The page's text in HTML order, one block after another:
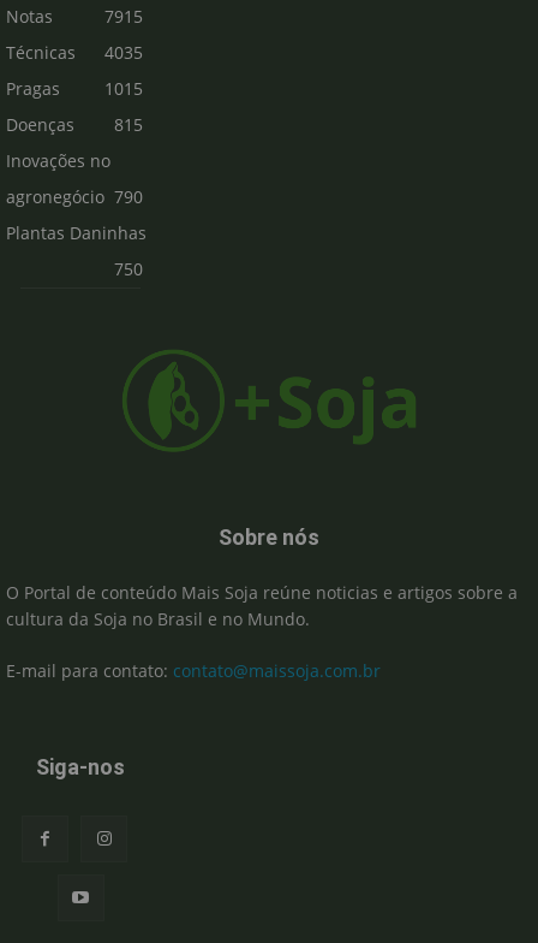
7915
Notas
Técnicas
4035
Pragas
1015
Doenças
815
Inovações no
agronegócio 790
Plantas Daninhas
750
Sobre nós
O Portal de conteúdo Mais Soja reúne noticias e artigos sobre a
cultura da Soja no Brasil e no Mundo.
E-mail para contato: contato@maissoja.com.br
Siga-nos